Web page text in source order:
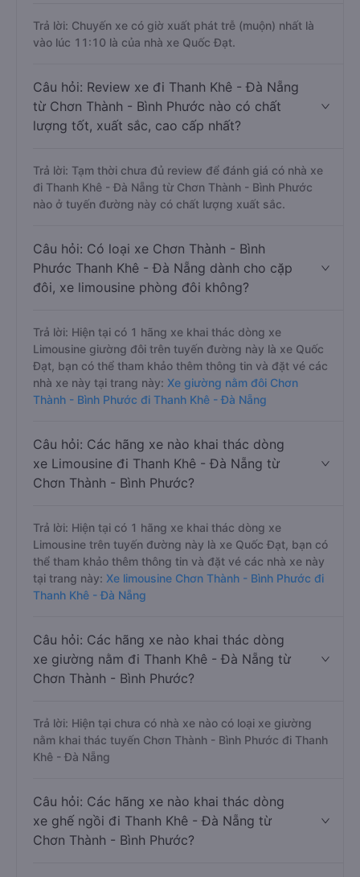
Trả lời: Chuyến xe có giờ xuất phát trễ (muộn) nhất là
vào lúc 11:10 là của nhà xe Quốc Đạt.
Câu hỏi: Review xe đi Thanh Khê - Đà Nẵng
từ Chơn Thành - Bình Phước nào có chất
lượng tốt, xuất sắc, cao cấp nhất?
Trả lời: Tạm thời chưa đủ review để đánh giá có nhà xe
đi Thanh Khê - Đà Nẵng từ Chơn Thành - Bình Phước
nào ở tuyến đường này có chất lượng xuất sắc.
Câu hỏi: Có loại xe Chơn Thành - Bình
Phước Thanh Khê - Đà Nẵng dành cho cặp
đôi, xe limousine phòng đôi không?
Trả lời: Hiện tại có 1 hãng xe khai thác dòng xe
Limousine giường đôi trên tuyến đường này là xe Quốc
Đạt, bạn có thể tham khảo thêm thông tin và đặt vé các
nhà xe này tại trang này: Xe giường nằm đôi Chơn
Thành - Bình Phước đi Thanh Khê - Đà Nẵng
Câu hỏi: Các hãng xe nào khai thác dòng
xe Limousine đi Thanh Khê - Đà Nẵng từ
Chơn Thành - Bình Phước?
Trả lời: Hiện tại có 1 hãng xe khai thác dòng xe
Limousine trên tuyến đường này là xe Quốc Đạt, bạn có
thể tham khảo thêm thông tin và đặt vé các nhà xe này
tại trang này: Xe limousine Chơn Thành - Bình Phước đi
Thanh Khê - Đà Nẵng
Câu hỏi: Các hãng xe nào khai thác dòng
xe giường nằm đi Thanh Khê - Đà Nẵng từ
Chơn Thành - Bình Phước?
Trả lời: Hiện tại chưa có nhà xe nào có loại xe giường
nằm khai thác tuyến Chơn Thành - Bình Phước đi Thanh
Khê - Đà Nẵng
Câu hỏi: Các hãng xe nào khai thác dòng
xe ghế ngồi đi Thanh Khê - Đà Nẵng từ
Chơn Thành - Bình Phước?